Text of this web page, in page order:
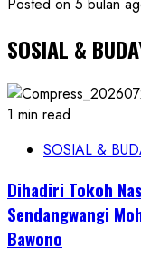
Posted on 5 bulan
SOSIAL &
1 min read
SOSIAL &
Dihadiri Tokoh
Sendangwangi
Bawono